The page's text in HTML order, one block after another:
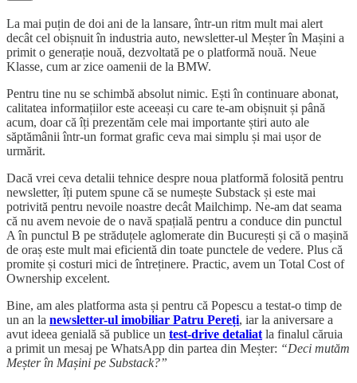
La mai puțin de doi ani de la lansare, într-un ritm mult mai alert
decât cel obișnuit în industria auto, newsletter-ul Meșter în Mașini a
primit o generație nouă, dezvoltată pe o platformă nouă. Neue
Klasse, cum ar zice oamenii de la BMW.
Pentru tine nu se schimbă absolut nimic. Ești în continuare abonat,
calitatea informațiilor este aceeași cu care te-am obișnuit și până
acum, doar că îți prezentăm cele mai importante știri auto ale
săptămânii într-un format grafic ceva mai simplu și mai ușor de
urmărit.
Dacă vrei ceva detalii tehnice despre noua platformă folosită pentru
newsletter, îți putem spune că se numește Substack și este mai
potrivită pentru nevoile noastre decât Mailchimp. Ne-am dat seama
că nu avem nevoie de o navă spațială pentru a conduce din punctul
A în punctul B pe străduțele aglomerate din București și că o mașină
de oraș este mult mai eficientă din toate punctele de vedere. Plus că
promite și costuri mici de întreținere. Practic, avem un Total Cost of
Ownership excelent.
Bine, am ales platforma asta și pentru că Popescu a testat-o timp de
un an la newsletter-ul imobiliar Patru Pereți, iar la aniversare a
avut ideea genială să publice un test-drive detaliat la finalul căruia
a primit un mesaj pe WhatsApp din partea din Meșter: “Deci mutăm
Meșter în Mașini pe Substack?”